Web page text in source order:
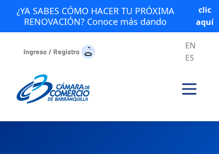
¿YA SABES CÓMO HACER TU PRÓXIMA
RENOVACIÓN? Conoce más dando
clic
aquí
Ingreso / Registro
EN
ES